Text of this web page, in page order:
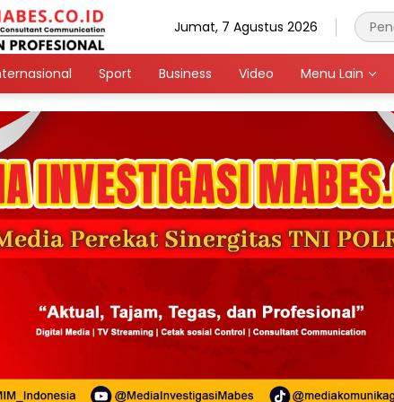
Jumat, 7 Agustus 2026
Sport Business Video Menu Lain